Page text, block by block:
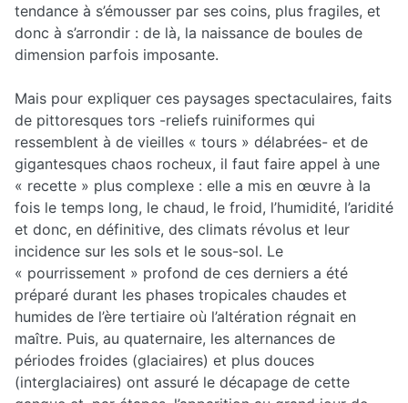
tendance à s’émousser par ses coins, plus fragiles, et
donc à s’arrondir : de là, la naissance de boules de
dimension parfois imposante.
Mais pour expliquer ces paysages spectaculaires, faits
de pittoresques tors -reliefs ruiniformes qui
ressemblent à de vieilles « tours » délabrées- et de
gigantesques chaos rocheux, il faut faire appel à une
« recette » plus complexe : elle a mis en œuvre à la
fois le temps long, le chaud, le froid, l’humidité, l’aridité
et donc, en définitive, des climats révolus et leur
incidence sur les sols et le sous-sol. Le
« pourrissement » profond de ces derniers a été
préparé durant les phases tropicales chaudes et
humides de l’ère tertiaire où l’altération régnait en
maître. Puis, au quaternaire, les alternances de
périodes froides (glaciaires) et plus douces
(interglaciaires) ont assuré le décapage de cette